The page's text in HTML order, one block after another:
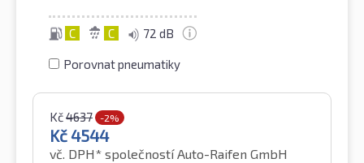
C C 72 dB
Porovnat pneumatiky
Kč4637 -2%
Kč4544
vč. DPH* společností Auto-Raifen GmbH